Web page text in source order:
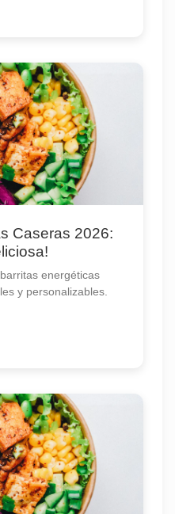
Caseras 2026:
energéticas
y personalizables.